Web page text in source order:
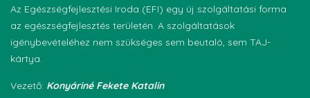
Az Egészségfejlesztési Iroda (EFI) egy új szolgáltatási forma
az egészségfejlesztés területén. A szolgáltatások
igénybevételéhez nem szükséges sem beutaló, sem TAJ-
kártya.
Vezető: Konyáriné Fekete Katalin